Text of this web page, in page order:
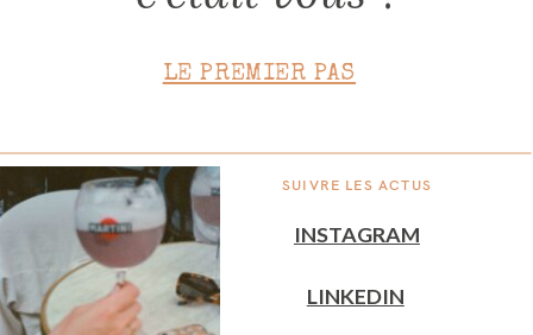
SUIVRE LES ACTUS
INSTAGRAM
LINKEDIN
LE PREMIER PAS